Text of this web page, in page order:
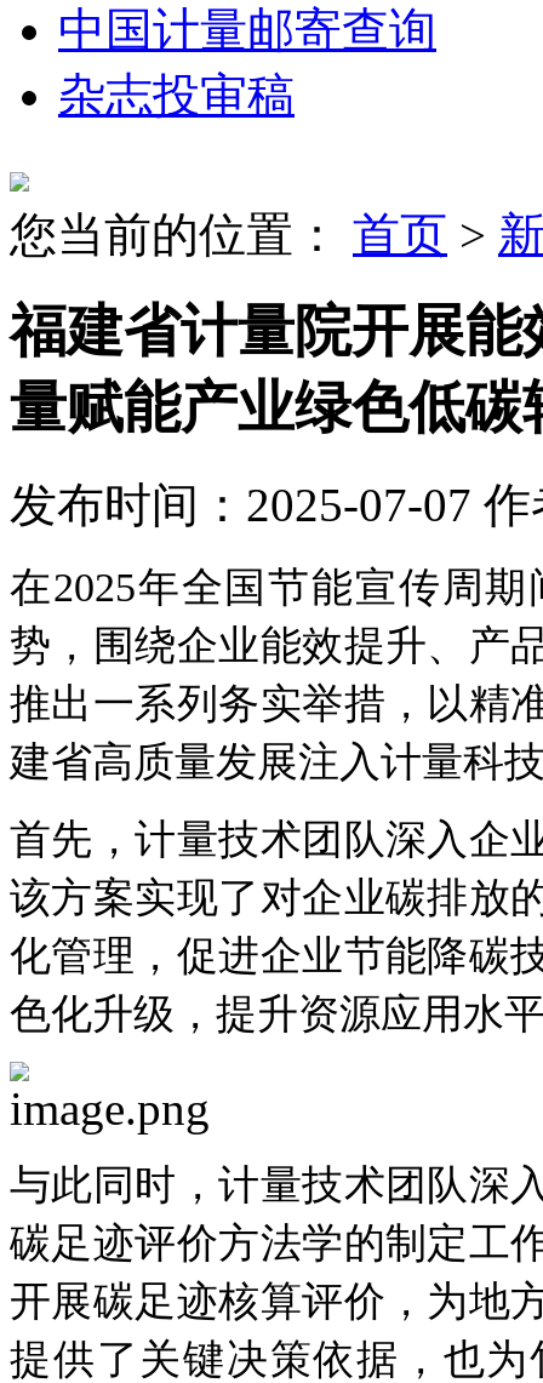
中国计量邮寄查询
杂志投审稿
您当前的位置： 首页 >
福建省计量院开展
量赋能产业绿色低碳
发布时间：2025-07-07 作
在2025年全国节能宣传周
势，围绕企业能效提升、产
推出一系列务实举措，以精
建省高质量发展注入计量科
首先，计量技术团队深入企
该方案实现了对企业碳排放
化管理，促进企业节能降碳
色化升级，提升资源应用水
与此同时，计量技术团队深
碳足迹评价方法学的制定工
开展碳足迹核算评价，为地
提供了关键决策依据，也